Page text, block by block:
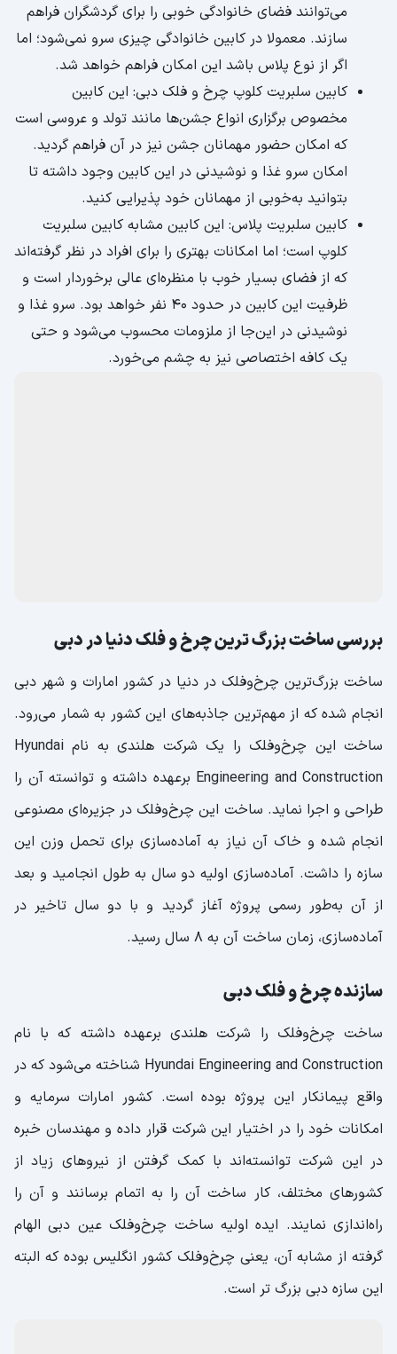
می‌توانند فضای خانوادگی خوبی را برای گردشگران فراهم
سازند. معمولا در کابین خانوادگی چیزی سرو نمی‌شود؛ اما
اگر از نوع پلاس باشد این امکان فراهم خواهد شد.
کابین سلبریت کلوپ چرخ و فلک دبی: این کابین
مخصوص برگزاری انواع جشن‌ها مانند تولد و عروسی است
که امکان حضور مهمانان جشن نیز در آن فراهم گردید.
امکان سرو غذا و نوشیدنی در این کابین وجود داشته تا
بتوانید به‌خوبی از مهمانان خود پذیرایی کنید.
کابین سلبریت پلاس: این کابین مشابه کابین سلبریت
کلوپ است؛ اما امکانات بهتری را برای افراد در نظر گرفته‌اند
که از فضای بسیار خوب با منظره‌ای عالی برخوردار است و
ظرفیت این کابین در حدود ۴۰ نفر خواهد بود. سرو غذا و
نوشیدنی در این‌جا از ملزومات محسوب می‌شود و حتی
یک کافه اختصاصی نیز به چشم می‌خورد.
بررسی ساخت بزرگ‌ ترین چرخ و فلک دنیا در دبی
ساخت بزرگ‌ترین چرخ‌وفلک در دنیا در کشور امارات و شهر دبی
انجام شده که از مهم‌ترین جاذبه‌های این کشور به شمار می‌رود.
ساخت این چرخ‌وفلک را یک شرکت هلندی به نام Hyundai
Engineering and Construction برعهده داشته و توانسته آن را
طراحی و اجرا نماید. ساخت این چرخ‌وفلک در جزیره‌ای مصنوعی
انجام شده و خاک آن نیاز به آماده‌سازی برای تحمل وزن این
سازه را داشت. آماده‌سازی اولیه دو سال به طول انجامید و بعد
از آن به‌طور رسمی پروژه آغاز گردید و با دو سال تاخیر در
آماده‌سازی، زمان ساخت آن به ۸ سال رسید.
سازنده چرخ و فلک دبی
ساخت چرخ‌وفلک را شرکت هلندی برعهده داشته که با نام
Hyundai Engineering and Construction شناخته می‌شود که در
واقع پیمانکار این پروژه بوده است. کشور امارات سرمایه و
امکانات خود را در اختیار این شرکت قرار داده و مهندسان خبره
در این شرکت توانسته‌اند با کمک گرفتن از نیرو‌های زیاد از
کشور‌های مختلف، کار ساخت آن را به اتمام برسانند و آن را
راه‌اندازی نمایند. ‌ایده اولیه ساخت چرخ‌وفلک عین دبی الهام
گرفته از مشابه آن، یعنی چرخ‌وفلک کشور انگلیس بوده که البته
این سازه دبی بزرگ ‌تر است.